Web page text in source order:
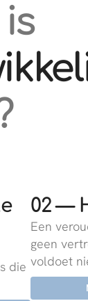
die
02 —
Een
geen
voldoet